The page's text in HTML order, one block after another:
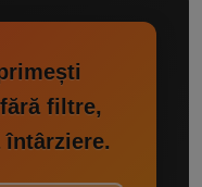
filtre,